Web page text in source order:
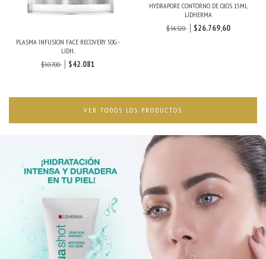
PLASMA INFUSION FACE RECOVERY 50G -
LIDH...
$50.700
$42.081
HYDRAPORE CONTORNO DE OJOS 15ML
LIDHERMA
$34.320
$26.769,60
VER TODOS LOS PRODUCTOS